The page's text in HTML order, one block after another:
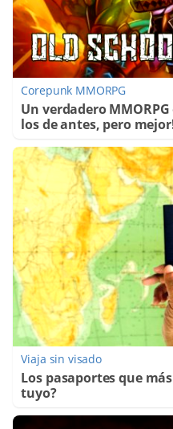
Corepunk MMORPG
Un verdadero
los de antes, pero
Viaja sin visado
Los pasaportes que
tuyo?